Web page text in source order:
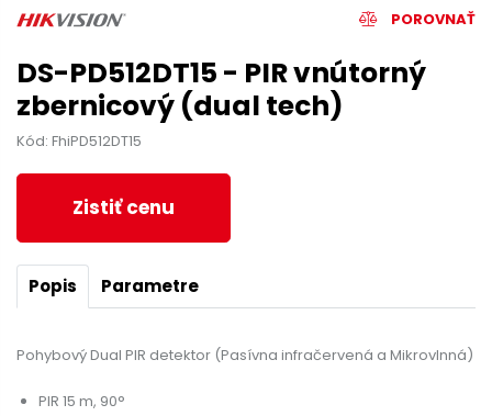
POROVNAŤ
DS-PD512DT15 - PIR vnútorný
zbernicový (dual tech)
Kód: FhiPD512DT15
Zistiť cenu
Popis Parametre
Pohybový Dual PIR detektor (Pasívna infračervená a Mikrovlnná)
PIR 15 m, 90°